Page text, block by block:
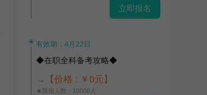
立即报名
有效期：4月22日
◆在职全科备考攻略◆
→【价格 : ￥0元】
★限报人数：10000人